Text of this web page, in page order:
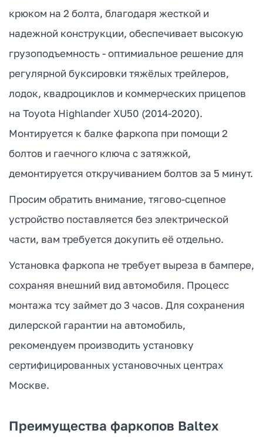
крюком на 2 болта, благодаря жесткой и
надежной конструкции, обеспечивает высокую
грузоподъемность - оптимиальное решение для
регулярной буксировки тяжёлых трейлеров,
лодок, квадроциклов и коммерческих прицепов
на Toyota Highlander XU50 (2014-2020).
Монтируется к балке фаркопа при помощи 2
болтов и гаечного ключа с затяжкой,
демонтируется откручиванием болтов за 5 минут.
Просим обратить внимание, тягово-сцепное
устройство поставляется без электрической
части, вам требуется докупить её отдельно.
Установка фаркопа не требует выреза в бампере,
сохраняя внешний вид автомобиля. Процесс
монтажа тсу займет до 3 часов. Для сохранения
дилерской гарантии на автомобиль,
рекомендуем производить установку
сертифицированных установочных центрах
Москве.
Преимущества фаркопов Baltex